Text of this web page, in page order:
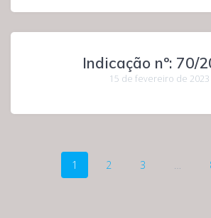
Indicação nº: 70/
15 de fevereiro de 2023
Navegação
Página
1 Página
2 Página
3 …